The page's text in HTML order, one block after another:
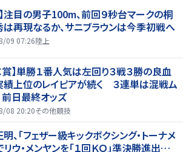
注目の男子100m、前回９秒台マークの桐
再現なるか、サニブラウンは今季初戦へ
09 07:26陸上
賞】単勝１番人気は左回り３戦３勝の良血
上位のレイピアが続く ３連単は混戦ム
日最終オッズ
08 20:20その他競技
、「フェザー級キックボクシング・トーナメ
リウ・メンヤンを「１回ＫＯ」準決勝進出…